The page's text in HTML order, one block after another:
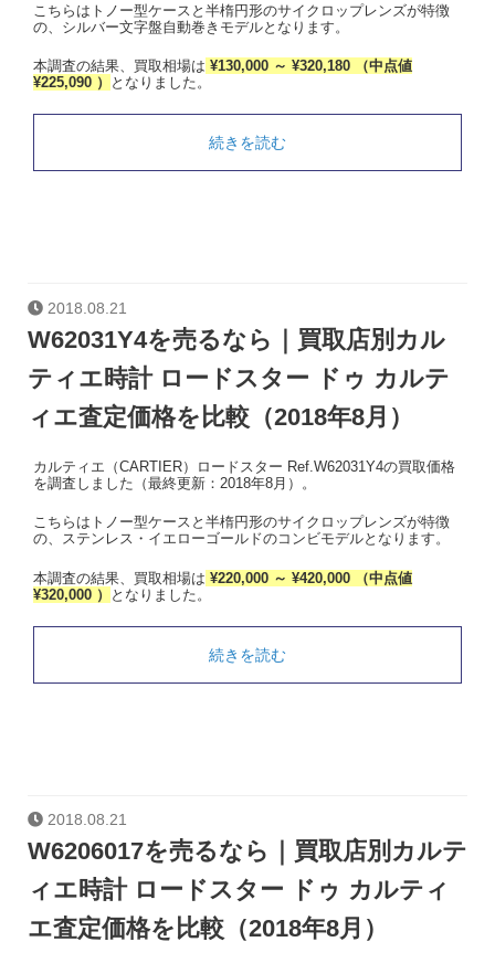
こちらはトノー型ケースと半楕円形のサイクロップレンズが特徴
の、シルバー文字盤自動巻きモデルとなります。
本調査の結果、買取相場は ¥130,000 ～ ¥320,180 （中点値
¥225,090 ）
となりました。
続きを読む
2018.08.21
W62031Y4を売るなら｜買取店別カル
ティエ時計 ロードスター ドゥ カルテ
ィエ査定価格を比較（2018年8月）
カルティエ（CARTIER）ロードスター Ref.W62031Y4の買取価格
を調査しました（最終更新：2018年8月）。
こちらはトノー型ケースと半楕円形のサイクロップレンズが特徴
の、ステンレス・イエローゴールドのコンビモデルとなります。
本調査の結果、買取相場は ¥220,000 ～ ¥420,000 （中点値
¥320,000 ）
となりました。
続きを読む
2018.08.21
W6206017を売るなら｜買取店別カルテ
ィエ時計 ロードスター ドゥ カルティ
エ査定価格を比較（2018年8月）